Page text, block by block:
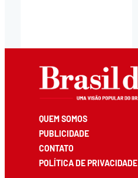
QUEM SOMOS
PUBLICIDADE
CONTATO
POLÍTICA DE PRIVACIDADE